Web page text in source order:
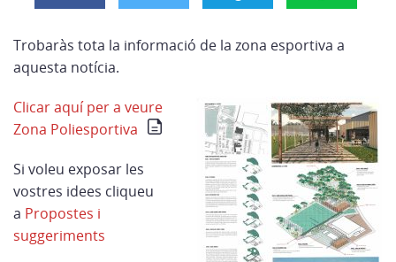
Trobaràs tota la informació de la zona esportiva a
aquesta notícia.
Clicar aquí per a veure
Zona Poliesportiva
Si voleu exposar les
vostres idees cliqueu
a Propostes i
suggeriments